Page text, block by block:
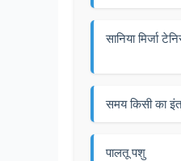
सानिया मिर्जा
समय किसी का
पालतू पशु